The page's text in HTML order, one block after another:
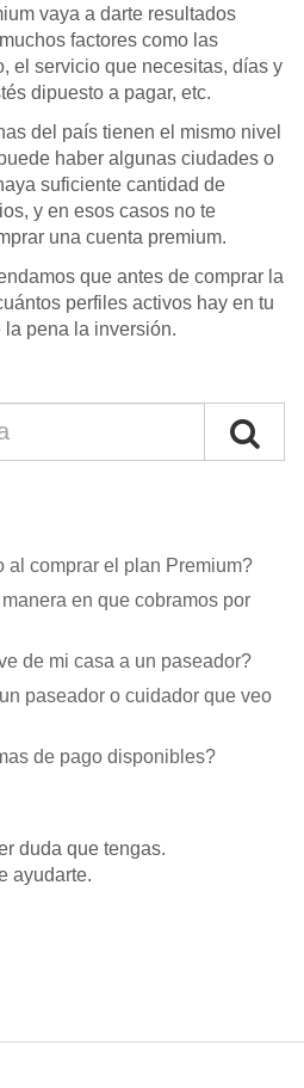
vaya a darte resultados
factores como las
el servicio que necesitas, días y
dipuesto a pagar, etc.
del país tienen el mismo nivel
haber algunas ciudades o
suficiente cantidad de
y en esos casos no te
una cuenta premium.
que antes de comprar la
perfiles activos hay en tu
pena la inversión.
al comprar el plan Premium?
en que cobramos por
de mi casa a un paseador?
paseador o cuidador que veo
de pago disponibles?
duda que tengas.
ayudarte.